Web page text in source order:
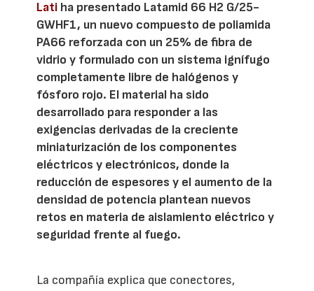
Lati ha presentado Latamid 66 H2 G/25-
GWHF1, un nuevo compuesto de poliamida
PA66 reforzada con un 25% de fibra de
vidrio y formulado con un sistema ignífugo
completamente libre de halógenos y
fósforo rojo. El material ha sido
desarrollado para responder a las
exigencias derivadas de la creciente
miniaturización de los componentes
eléctricos y electrónicos, donde la
reducción de espesores y el aumento de la
densidad de potencia plantean nuevos
retos en materia de aislamiento eléctrico y
seguridad frente al fuego.
La compañía explica que conectores,